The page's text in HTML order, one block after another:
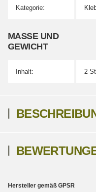
Produkteigenschaft
Wert
Kategorie:
MASSE UND G
EWICHT
Inhalt: 2
Hersteller gemäß GPSR